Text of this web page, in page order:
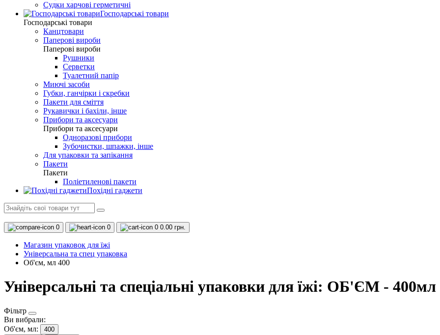
Судки харчові герметичні
Господарські товари
Господарські товари
Канцтовари
Паперові вироби
Паперові вироби
Рушники
Серветки
Туалетний папір
Миючі засоби
Губки, ганчірки і скребки
Пакети для сміття
Рукавички і бахіли, інше
Прибори та аксесуари
Прибори та аксесуари
Одноразові прибори
Зубочистки, шпажки, інше
Для упаковки та запікання
Пакети
Пакети
Поліетиленові пакети
Похідні гаджети
0 0 0 0.00 грн.
Магазин упаковок для їжі
Універсальна та спец упаковка
Об'єм, мл 400
Універсальні та спеціальні упаковки для їжі: ОБ'ЄМ - 400мл
Фільтр
Ви вибрали:
Об'єм, мл:
400